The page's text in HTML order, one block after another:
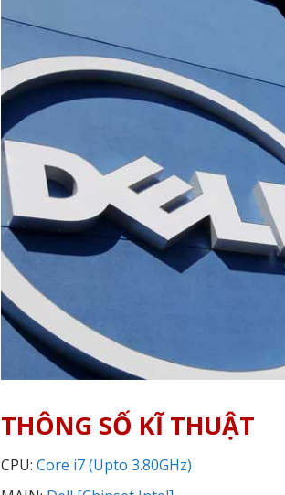
THÔNG SỐ KĨ THUẬT
CPU: Core i7 (Upto 3.80GHz)